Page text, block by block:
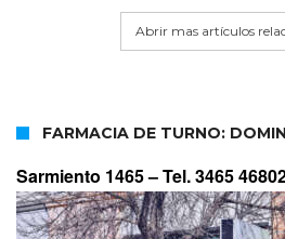
Abrir mas artículos
FARMACIA DE TURNO:
Sarmiento 1465 –Tel. 3465